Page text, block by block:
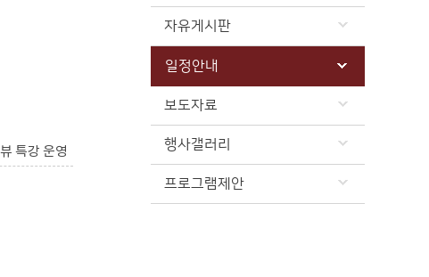
자유게시판
일정안내
보도자료
행사갤러리
프로그램제안
특강 운영